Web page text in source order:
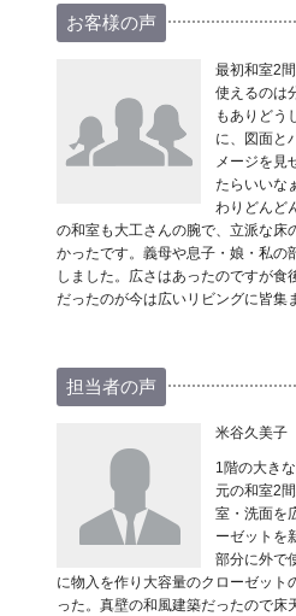
お客様の声
最初和室2
使えるのは
もありどう
に、図面と
メージを見
たらいいな
わりどんど
の和室も大工さんの腕で、立派な床
かったです。義母や息子・娘・私の
しました。広さはあったのですが食
だったのが今は広いリビングに皆集
担当者の声
米谷久美子
1階の大き
元の和室2
室・洗面を
ーゼットを
部分に外で
に物入を作り大容量のクローゼット
った。真壁の和風建築だったので床